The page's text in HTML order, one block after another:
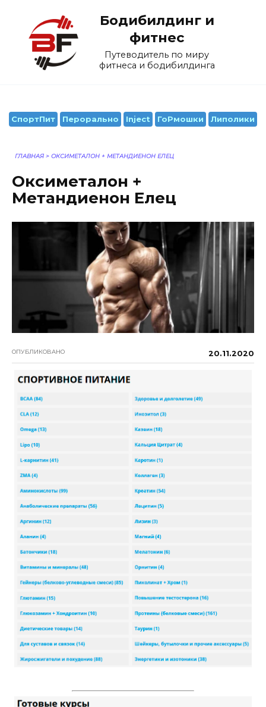
содержанию
Бодибилдинг и
фитнес
Путеводитель по миру
фитнеса и бодибилдинга
СпортПит Перорально Inject ГоРмошки Липолики
ГЛАВНАЯ > ОКСИМЕТАЛОН + МЕТАНДИЕНОН ЕЛЕЦ
Оксиметалон +
Метандиенон Елец
ОПУБЛИКОВАНО 20.11.2020